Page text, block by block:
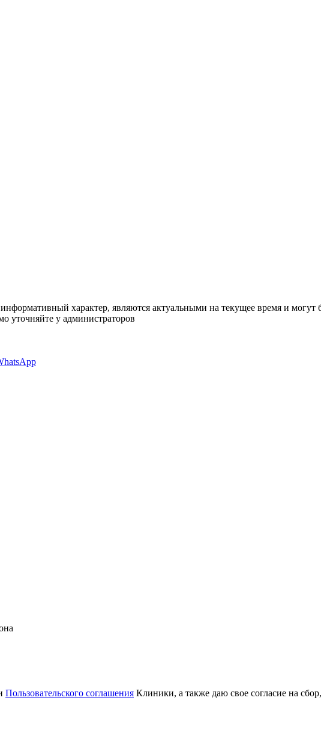
характер, являются актуальными на текущее время и
уточняйте у администраторов
Пользовательского соглашения Клиники, а также даю свое согласие на